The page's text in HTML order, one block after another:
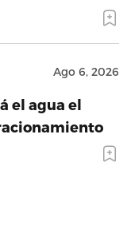
Ago 6, 2026
el agua el